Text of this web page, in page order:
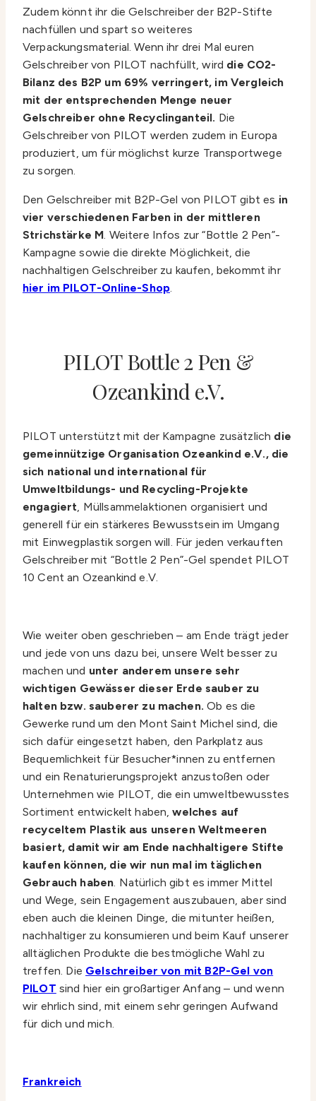
Zudem könnt ihr die Gelschreiber der B2P-Stifte
nachfüllen und spart so weiteres
Verpackungsmaterial. Wenn ihr drei Mal euren
Gelschreiber von PILOT nachfüllt, wird die CO2-
Bilanz des B2P um 69% verringert, im Vergleich
mit der entsprechenden Menge neuer
Gelschreiber ohne Recyclinganteil. Die
Gelschreiber von PILOT werden zudem in Europa
produziert, um für möglichst kurze Transportwege
zu sorgen.
Den Gelschreiber mit B2P-Gel von PILOT gibt es in
vier verschiedenen Farben in der mittleren
Strichstärke M. Weitere Infos zur “Bottle 2 Pen”-
Kampagne sowie die direkte Möglichkeit, die
nachhaltigen Gelschreiber zu kaufen, bekommt ihr
hier im PILOT-Online-Shop.
PILOT Bottle 2 Pen &
Ozeankind e.V.
PILOT unterstützt mit der Kampagne zusätzlich die
gemeinnützige Organisation Ozeankind e.V., die
sich national und international für
Umweltbildungs- und Recycling-Projekte
engagiert, Müllsammelaktionen organisiert und
generell für ein stärkeres Bewusstsein im Umgang
mit Einwegplastik sorgen will. Für jeden verkauften
Gelschreiber mit “Bottle 2 Pen”-Gel spendet PILOT
10 Cent an Ozeankind e.V.
Wie weiter oben geschrieben – am Ende trägt jeder
und jede von uns dazu bei, unsere Welt besser zu
machen und unter anderem unsere sehr
wichtigen Gewässer dieser Erde sauber zu
halten bzw. sauberer zu machen. Ob es die
Gewerke rund um den Mont Saint Michel sind, die
sich dafür eingesetzt haben, den Parkplatz aus
Bequemlichkeit für Besucher*innen zu entfernen
und ein Renaturierungsprojekt anzustoßen oder
Unternehmen wie PILOT, die ein umweltbewusstes
Sortiment entwickelt haben,welches auf
recyceltem Plastik aus unseren Weltmeeren
basiert, damit wir am Ende nachhaltigere Stifte
kaufen können, die wir nun mal im täglichen
Gebrauch haben. Natürlich gibt es immer Mittel
und Wege, sein Engagement auszubauen, aber sind
eben auch die kleinen Dinge, die mitunter heißen,
nachhaltiger zu konsumieren und beim Kauf unserer
alltäglichen Produkte die bestmögliche Wahl zu
treffen. Die Gelschreiber von mit B2P-Gel von
PILOT sind hier ein großartiger Anfang – und wenn
wir ehrlich sind, mit einem sehr geringen Aufwand
für dich und mich.
Frankreich